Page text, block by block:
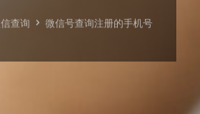
查询 微信号查询注册的手机号